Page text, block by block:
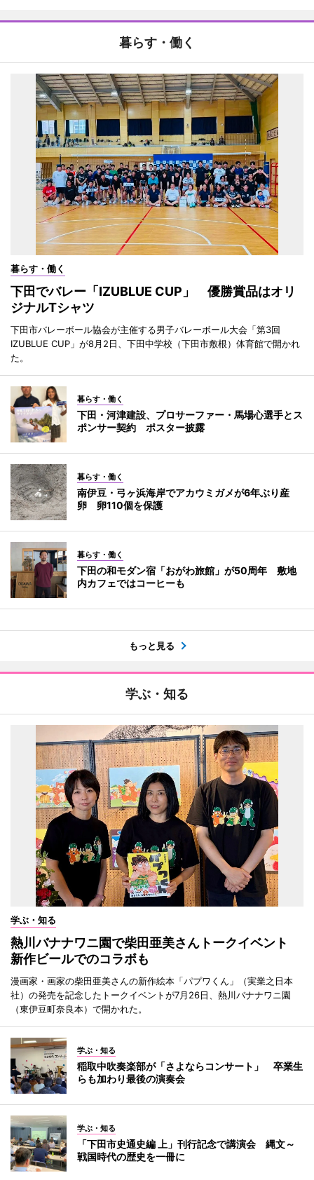
暮らす・働く
暮らす・働く
下田でバレー「IZUBLUE CUP」 優勝賞品はオリ
ジナルTシャツ
下田市バレーボール協会が主催する男子バレーボール大会「第3回
IZUBLUE CUP」が8月2日、下田中学校（下田市敷根）体育館で開かれ
た。
暮らす・働く
下田・河津建設、プロサーファー・馬場心選手とス
ポンサー契約 ポスター披露
暮らす・働く
南伊豆・弓ヶ浜海岸でアカウミガメが6年ぶり産
卵 卵110個を保護
暮らす・働く
下田の和モダン宿「おがわ旅館」が50周年 敷地
内カフェではコーヒーも
もっと見る
学ぶ・知る
学ぶ・知る
熱川バナナワニ園で柴田亜美さんトークイベント
新作ビールでのコラボも
漫画家・画家の柴田亜美さんの新作絵本「パプワくん」（実業之日本
社）の発売を記念したトークイベントが7月26日、熱川バナナワニ園
（東伊豆町奈良本）で開かれた。
学ぶ・知る
稲取中吹奏楽部が「さよならコンサート」 卒業生
らも加わり最後の演奏会
学ぶ・知る
「下田市史通史編 上」刊行記念で講演会 縄文～
戦国時代の歴史を一冊に